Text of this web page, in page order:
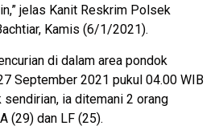
jelas Kanit Reskrim Polsek
Kamis (6/1/2021).
di dalam area pondok
September 2021 pukul 04.00 WIB
sendirian, ia ditemani 2 orang
(29) dan LF (25).